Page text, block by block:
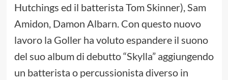
Hutchings ed il batterista Tom Skinner), Sam
Amidon, Damon Albarn. Con questo nuovo
lavoro la Goller ha voluto espandere il suono
del suo album di debutto “Skylla” aggiungendo
un batterista o percussionista diverso in